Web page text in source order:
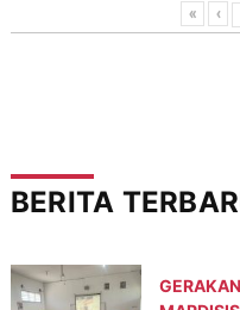
« ‹
BERITA